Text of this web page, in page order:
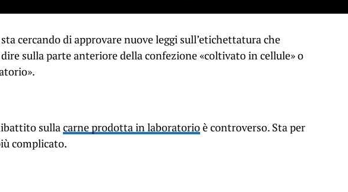
cercando di approvare nuove leggi sull’etichettatura che
sulla parte anteriore della confezione «coltivato in cellule» o
sullacarne prodotta in laboratorioè controverso. Sta per
complicato.